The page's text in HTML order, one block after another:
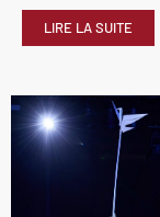
LIRE LA SUITE